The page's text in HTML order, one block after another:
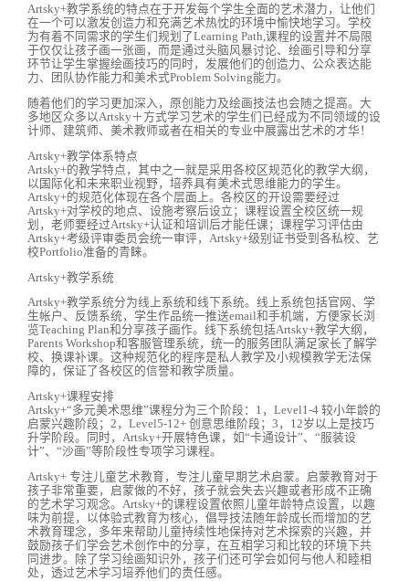
Artsky+教学系统的特点在于开发每个学生全面的艺术潜力，让他们
在一个可以激发创造力和充满艺术热忱的环境中愉快地学习。学校
为有着不同需求的学生们规划了Learning Path,课程的设置并不局限
于仅仅让孩子画一张画，而是通过头脑风暴讨论、绘画引导和分享
环节让学生掌握绘画技巧的同时，发展他们的创造力、公众表达能
力、团队协作能力和美术式Problem Solving能力。
随着他们的学习更加深入，原创能力及绘画技法也会随之提高。大
多地区众多以Artsky＋方式学习艺术的学生们已经成为不同领域的设
计师、建筑师、美术教师或者在相关的专业中展露出艺术的才华！
Artsky+教学体系特点
Artsky+的教学特点，其中之一就是采用各校区规范化的教学大纲，
以国际化和未来职业视野，培养具有美术式思维能力的学生。
Artsky+的规范化体现在各个层面上。各校区的开设需要经过
Artsky+对学校的地点、设施考察后设立；课程设置全校区统一规
划，老师要经过Artsky+认证和培训后才能任课；课程学习评估由
Artsky+考级评审委员会统一审评，Artsky+级别证书受到各私校、艺
校Portfolio准备的青睐。
Artsky+教学系统
Artsky+教学系统分为线上系统和线下系统。线上系统包括官网、学
生帐户、反馈系统，学生作品统一推送email和手机端，方便家长浏
览Teaching Plan和分享孩子画作。线下系统包括Artsky+教学大纲，
Parents Workshop和客服管理系统，统一的服务团队满足家长了解学
校、换课补课。这种规范化的程序是私人教学及小规模教学无法保
障的，保证了各校区的信誉和教学质量。
Artsky+课程安排
Artsky+“多元美术思维”课程分为三个阶段：1，Level1-4 较小年龄的
启蒙兴趣阶段；2，Level5-12+ 创意思维阶段；3，12岁以上是技巧
升学阶段。同时，Artsky+开展特色课，如“卡通设计”、“服装设
计”、“沙画”等阶段性专项学习课程。
Artsky+ 专注儿童艺术教育，专注儿童早期艺术启蒙。启蒙教育对于
孩子非常重要，启蒙做的不好，孩子就会失去兴趣或者形成不正确
的艺术学习观念。Artsky+的课程设置依照儿童年龄特点设置，以趣
味为前提，以体验式教育为核心，倡导技法随年龄成长而增加的艺
术教育理念，多年来帮助儿童持续性地保持对艺术探索的兴趣，并
鼓励孩子们学会艺术创作中的分享，在互相学习和比较的环境下共
同进步。除了学习绘画知识外，孩子们还可学会如何与他人和睦相
处，透过艺术学习培养他们的责任感。